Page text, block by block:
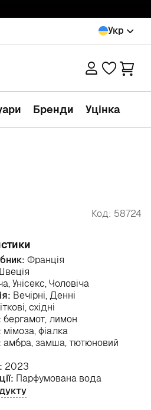
Укр
Бренди Уцінка
Код: 58724
Франція
Унісекс, Чоловіча
Вечірні, Денні
східні
бергамот, лимон
мімоза, фіалка
амбра, замша, тютюновий
2023
Парфумована вода